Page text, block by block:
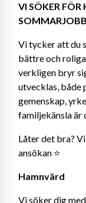
VI SÖKER FÖR
Vi tycker att du
bättre och
verkligen bryr
utvecklas, både
gemenskap,
familjekänsla är
Låter det bra?
ansökan ⭐️
Hamnvärd
Vi söker dig